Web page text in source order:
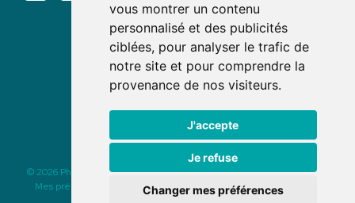
vous montrer un contenu
personnalisé et des publicités
ciblées, pour analyser le trafic de
notre site et pour comprendre la
provenance de nos visiteurs.
J'accepte
Je refuse
Changer mes préférences
Nous suivre
© 2026 Pharmacie des Rochettes | Tous droits réservés | Apotekisto
Mes préférences Cookies | Mentions légales | CGV | Données
personnelles
Cookies